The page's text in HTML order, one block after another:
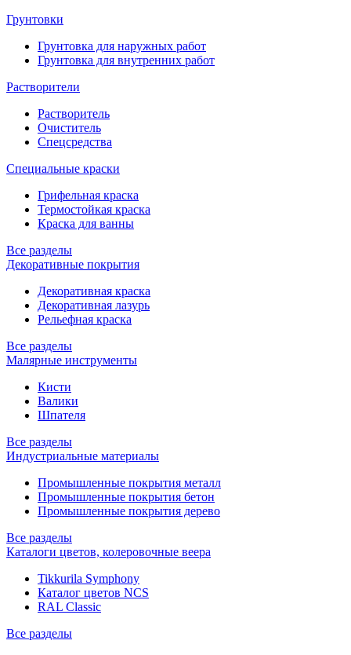
Грунтовки
Грунтовка для наружных работ
Грунтовка для внутренних работ
Растворители
Растворитель
Очиститель
Спецсредства
Специальные краски
Грифельная краска
Термостойкая краска
Краска для ванны
Все разделы
Декоративные покрытия
Декоративная краска
Декоративная лазурь
Рельефная краска
Все разделы
Малярные инструменты
Кисти
Валики
Шпателя
Все разделы
Индустриальные материалы
Промышленные покрытия металл
Промышленные покрытия бетон
Промышленные покрытия дерево
Все разделы
Каталоги цветов, колеровочные веера
Tikkurila Symphony
Каталог цветов NCS
RAL Classic
Все разделы